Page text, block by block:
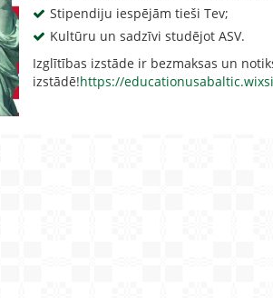
Stipendiju iespējām tieši Tev;
Kultūru un sadzīvi studējot ASV.
Izglītības izstāde ir bezmaksas un
izstādē!https://